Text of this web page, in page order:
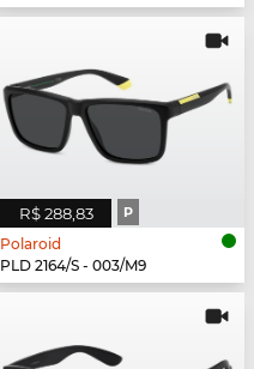
R$ 288,83 P
Polaroid
PLD 2164/S - 003/M9